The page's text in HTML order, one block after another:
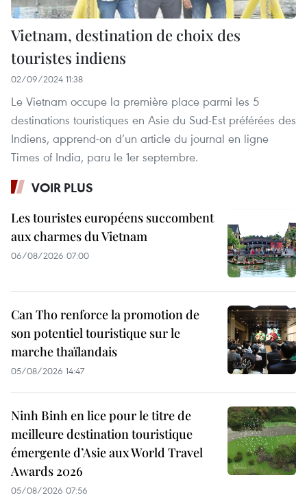
Vietnam, destination de choix des
touristes indiens
02/09/2024 11:38
Le Vietnam occupe la première place parmi les 5
destinations touristiques en Asie du Sud-Est préférées des
Indiens, apprend-on d’un article du journal en ligne
Times of India, paru le 1er septembre.
VOIR PLUS
Les touristes européens succombent
aux charmes du Vietnam
06/08/2026 07:00
Can Tho renforce la promotion de
son potentiel touristique sur le
marche thaïlandais
05/08/2026 14:47
Ninh Binh en lice pour le titre de
meilleure destination touristique
émergente d’Asie aux World Travel
Awards 2026
05/08/2026 07:56